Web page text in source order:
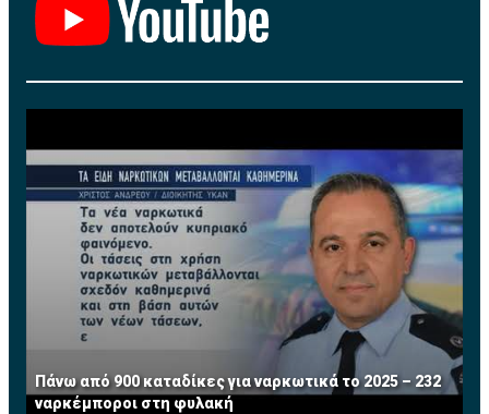
Πάνω από 900 καταδίκες για ναρκωτικά το 2025 – 232
ναρκέμποροι στη φυλακή